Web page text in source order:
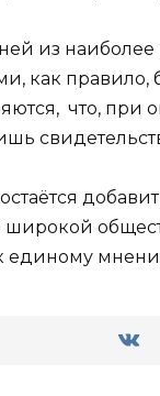
из наиболее
как правило,
что, при
широкой
единому